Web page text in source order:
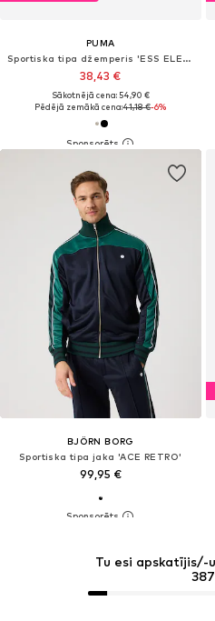
PUMA
Sportiska tipa džemperis 'ESS ELEVATED'
38,43 €
Sākotnējā cena: 54,90 €
Pēdējā zemākā cena:41,18 €-6%
BJÖRN BORG
Sportiska tipa jaka 'ACE RETRO'
99,95 €
Tu esi apskatījis/-
387